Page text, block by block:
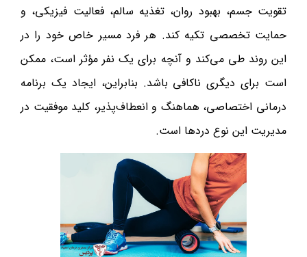
تقویت جسم، بهبود روان، تغذیه سالم، فعالیت فیزیکی، و
حمایت تخصصی تکیه کند. هر فرد مسیر خاص خود را در
این روند طی می‌کند و آنچه برای یک نفر مؤثر است، ممکن
است برای دیگری ناکافی باشد. بنابراین، ایجاد یک برنامه
درمانی اختصاصی، هماهنگ و انعطاف‌پذیر، کلید موفقیت در
مدیریت این نوع دردها است.